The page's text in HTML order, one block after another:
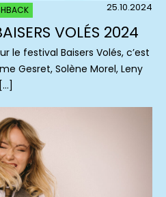
25.10.2024
VOLÉS 2024
le festival Baisers Volés, c’est
Gesret, Solène Morel, Leny